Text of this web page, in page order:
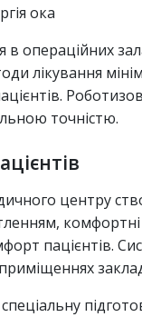
ока
в операційних
лікування
точністю.
центру
комфортні
пацієнтів.